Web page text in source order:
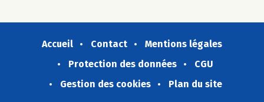
Accueil Contact
Mentions légales
Protection des données
CGU
Gestion des cookies
Plan du site